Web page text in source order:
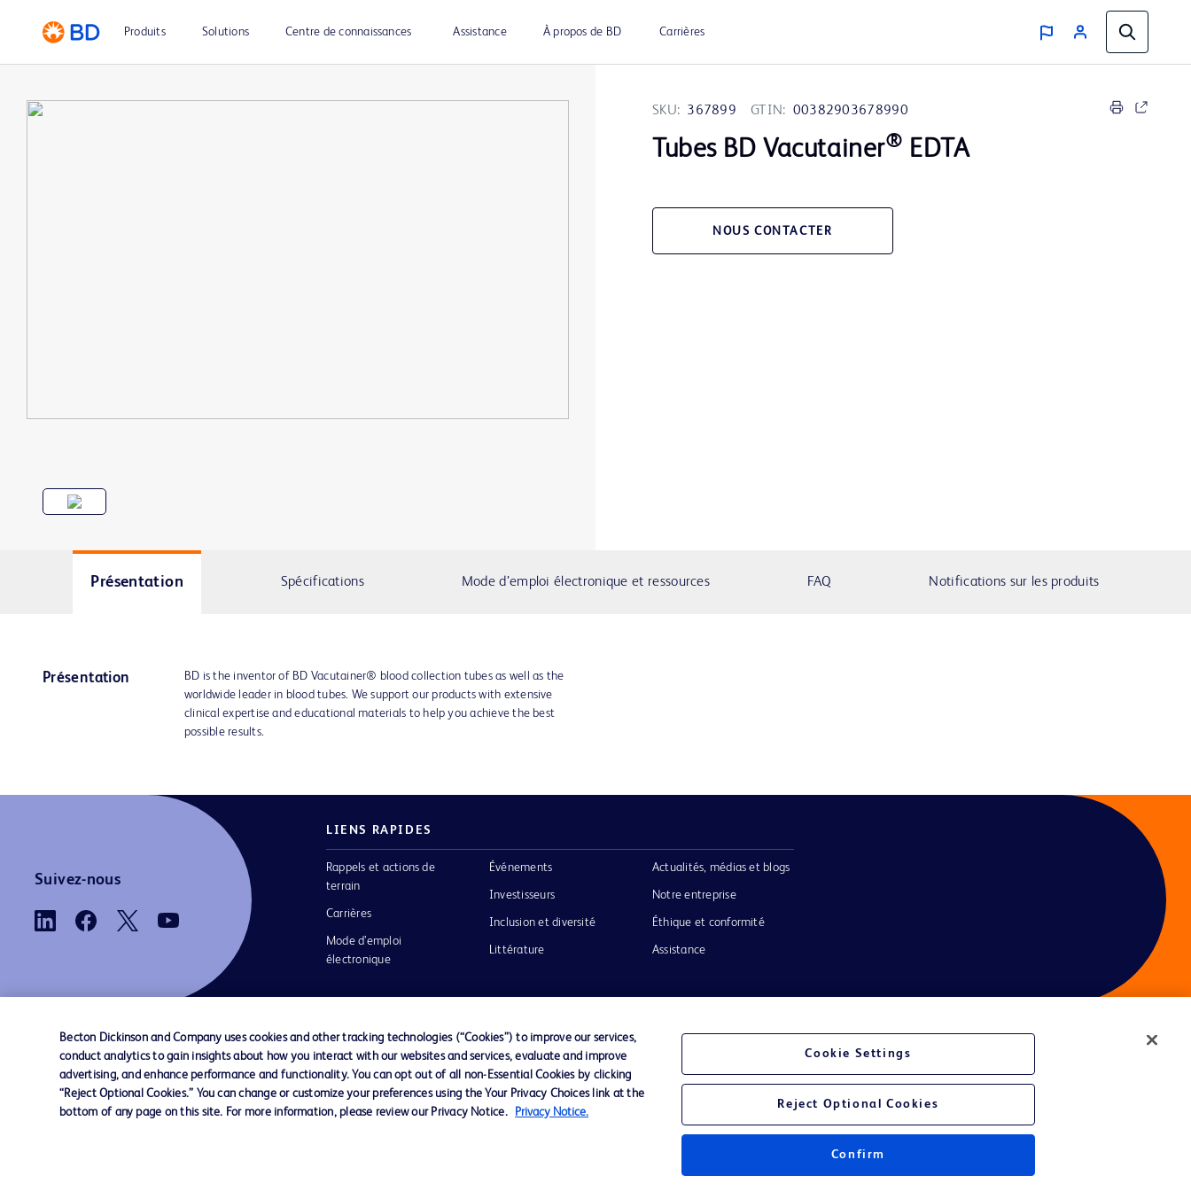
Produits Solutions Centre de connaissances Assistance À propos de BD Carrières
SKU: 367899 GTIN: 00382903678990
Tubes BD Vacutainer® EDTA
NOUS CONTACTER
Présentation Spécifications Mode d’emploi électronique et ressources FAQ Notifications sur les produits
Présentation
BD is the inventor of BD Vacutainer® blood collection tubes as well as the
worldwide leader in blood tubes. We support our products with extensive
clinical expertise and educational materials to help you achieve the best
possible results.
Suivez-nous
LIENS RAPIDES
Rappels et actions de
terrain
Carrières
Mode d’emploi
électronique
Événements
Investisseurs
Inclusion et diversité
Littérature
Actualités, médias et blogs
Notre entreprise
Éthique et conformité
Assistance
Nous contacter Préférences en matière de cookies Confidentialité Conditions d’utilisation
Becton Dickinson and Company uses cookies and other tracking technologies (“Cookies”) to improve our services,
conduct analytics to gain insights about how you interact with our websites and services, evaluate and improve
advertising, and enhance performance and functionality. You can opt out of all non-Essential Cookies by clicking
“Reject Optional Cookies.” You can change or customize your preferences using the Your Privacy Choices link at the
bottom of any page on this site. For more information, please review our Privacy Notice.
Privacy Notice.
Cookie Settings
Reject Optional Cookies
Confirm